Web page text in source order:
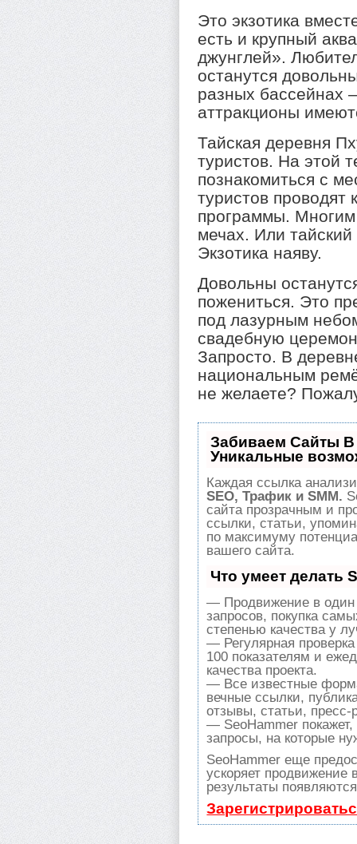
Это экзотика
есть и крупный
джунглей».
останутся
разных бассейнах
аттракционы
Тайская деревня
туристов. На этой
познакомиться с
туристов
программы. Многим
мечах. Или
Экзотика наяву.
Довольны
пожениться. Это
под лазурным
свадебную
Запросто. В
национальным
не желаете?
Забиваем Сайты
Уникальные
Каждая ссылка
SEO, Трафик и SMM.
сайта прозрачным и
ссылки, статьи,
по максимуму
вашего сайта.
Что умеет делать
— Продвижение в один
запросов, покупка
степенью качества у
— Регулярная
100 показателям и
качества проекта.
— Все известные
вечные ссылки,
отзывы, статьи, пресс-
— SeoHammer
запросы, на которые
SeoHammer еще
ускоряет продвижение
результаты